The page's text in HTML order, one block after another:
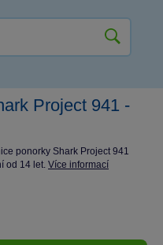
Project 941 -
ponorky Shark Project 941
od 14 let. Více informací